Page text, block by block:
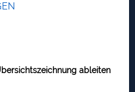
ableiten